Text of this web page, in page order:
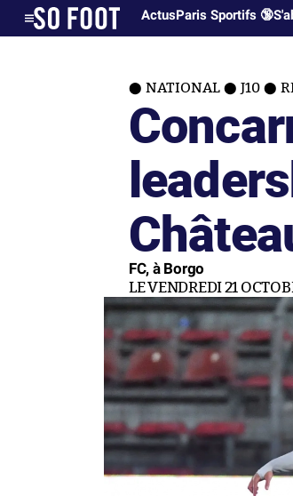
ActusParis Sportifs 🔞
NATIONAL J10
FC, à Borgo
LE VENDREDI 21